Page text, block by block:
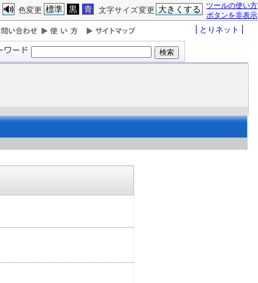
ツールの使い方
ボタンを非表示
文字サイズ変更 大きくする
色変更 標準 黒 青
とりネット